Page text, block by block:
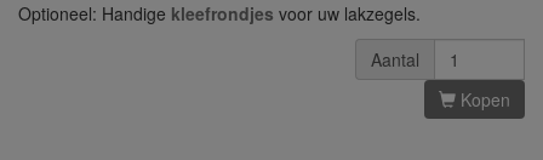
Optioneel: Handige kleefrondjes voor uw lakzegels.
Aantal
Kopen